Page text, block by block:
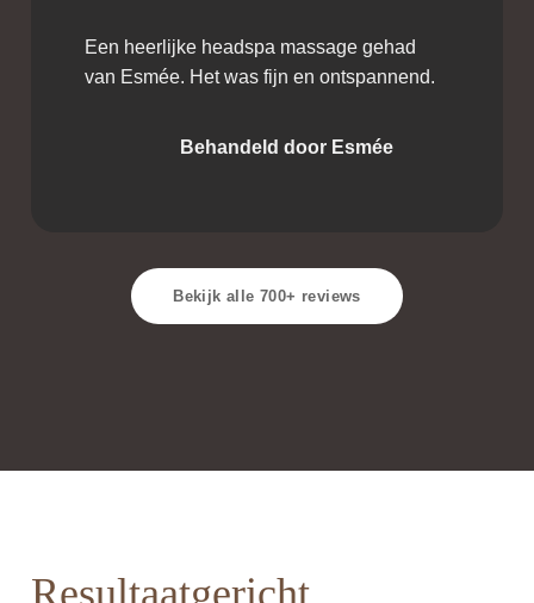
Een heerlijke headspa massage gehad
van Esmée. Het was fijn en ontspannend.
Behandeld door Esmée
Bekijk alle 700+ reviews
Resultaatgericht